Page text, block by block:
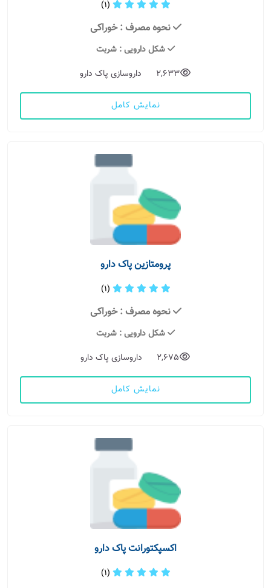
(1)
نحوه مصرف : خوراکی
شکل دارویی: شربت
2,633
داروسازی پاک دارو
نمایش کامل
پرومتازین پاک دارو
(1)
نحوه مصرف : خوراکی
شکل دارویی: شربت
2,675
داروسازی پاک دارو
نمایش کامل
اکسپکتورانت پاک دارو
(1)